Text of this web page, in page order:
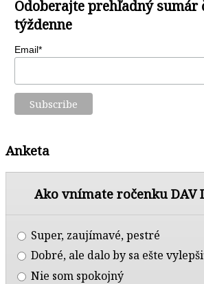
Odoberajte prehľadný sumár
týždenne
Email*
Anketa
Ako vnímate ročenku DAV
Super, zaujímavé, pestré
Dobré, ale dalo by sa ešte
Nie som spokojný